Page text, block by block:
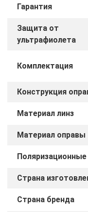
Гарантия
Защита от
ультрафиолета
Комплектация
Конструкция
Материал линз
Материал оправы
Поляризационные
Страна
Страна бренда